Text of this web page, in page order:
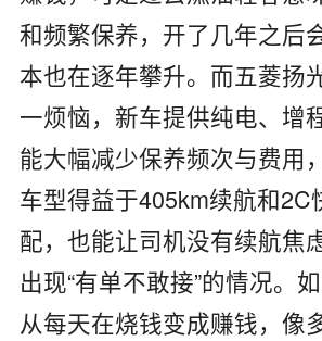
和频繁保养，开了几年之后
本也在逐年攀升。而五菱扬
一烦恼，新车提供纯电、增
能大幅减少保养频次与费用
车型得益于405km续航和2C
配，也能让司机没有续航焦
出现“有单不敢接”的情况。
从每天在烧钱变成赚钱，像